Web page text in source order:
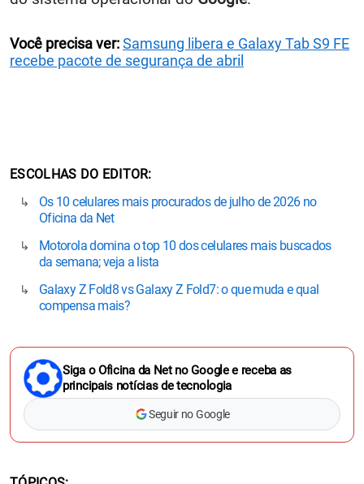
Você precisa ver:Samsung libera e Galaxy Tab S9 FE
recebe pacote de segurança de abril
ESCOLHAS DO EDITOR
Os 10 celulares mais procurados de julho de 2026 no
Oficina da Net
Motorola domina o top 10 dos celulares mais buscados
da semana; veja a lista
Galaxy Z Fold8 vs Galaxy Z Fold7: o que muda e qual
compensa mais?
Siga o Oficina da Net no Google e receba as
principais notícias de tecnologia
Seguir no Google